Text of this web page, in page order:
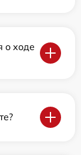
о ходе